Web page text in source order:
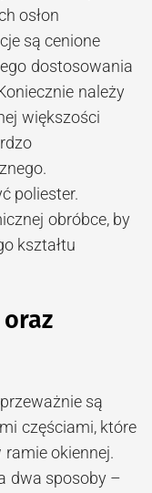
osłon
są cenione
dostosowania
należy
większości
poliester.
obróbce, by
kształtu
są
częściami, które
okiennej.
dwa sposoby –